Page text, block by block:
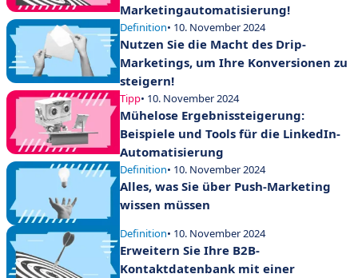
Marketingautomatisierung!
Definition• 10. November 2024
Nutzen Sie die Macht des Drip-
Marketings, um Ihre Konversionen zu
steigern!
Tipp• 10. November 2024
Mühelose Ergebnissteigerung:
Beispiele und Tools für die LinkedIn-
Automatisierung
Definition• 10. November 2024
Alles, was Sie über Push-Marketing
wissen müssen
Definition• 10. November 2024
Erweitern Sie Ihre B2B-
Kontaktdatenbank mit einer